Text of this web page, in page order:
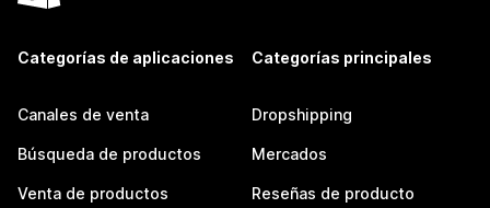
Categorías de aplicaciones
Canales de venta
Búsqueda de productos
Venta de productos
Categorías principales
Dropshipping
Mercados
Reseñas de producto